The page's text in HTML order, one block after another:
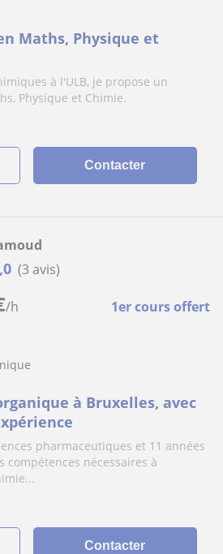
Maths, Physique et
à l'ULB, je propose un
Physique et Chimie.
Contacter
/h 1er cours offert
(3 avis)
à Bruxelles, avec
pharmaceutiques et 11 années
compétences nécessaires à
Contacter